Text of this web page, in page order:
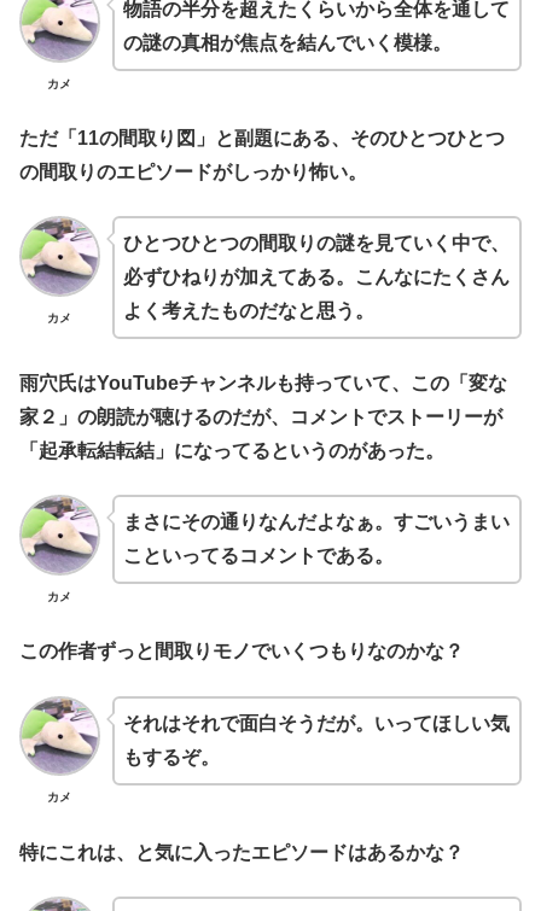
カメ
物語の半分を超えたくらいから全体を通して
の謎の真相が焦点を結んでいく模様。
ただ「11の間取り図」と副題にある、そのひとつひとつ
の間取りのエピソードがしっかり怖い。
カメ
ひとつひとつの間取りの謎を見ていく中で、
必ずひねりが加えてある。こんなにたくさん
よく考えたものだなと思う。
雨穴氏はYouTubeチャンネルも持っていて、この「変な
家２」の朗読が聴けるのだが、コメントでストーリーが
「起承転結転結」になってるというのがあった。
カメ
まさにその通りなんだよなぁ。すごいうまい
こといってるコメントである。
この作者ずっと間取りモノでいくつもりなのかな？
カメ
それはそれで面白そうだが。いってほしい気
もするぞ。
特にこれは、と気に入ったエピソードはあるかな？